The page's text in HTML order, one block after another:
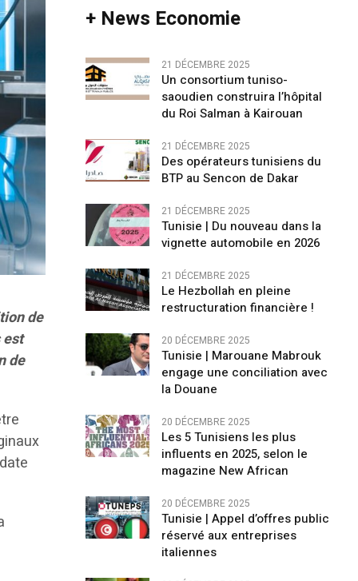
de
est
de
+ News Economie
21 DÉCEMBRE 2025
Un consortium tuniso-
saoudien construira l’hôpital
du Roi Salman à Kairouan
21 DÉCEMBRE 2025
Des opérateurs tunisiens du
BTP au Sencon de Dakar
21 DÉCEMBRE 2025
Tunisie | Du nouveau dans la
vignette automobile en 2026
21 DÉCEMBRE 2025
Le Hezbollah en pleine
restructuration financière !
20 DÉCEMBRE 2025
Tunisie | Marouane Mabrouk
engage une conciliation avec
la Douane
20 DÉCEMBRE 2025
Les 5 Tunisiens les plus
influents en 2025, selon le
magazine New African
20 DÉCEMBRE 2025
Tunisie | Appel d’offres public
réservé aux entreprises
italiennes